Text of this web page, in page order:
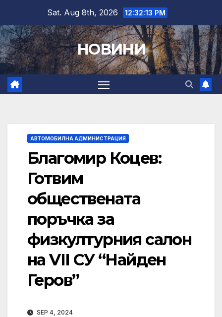
content
Sat. Aug 8th, 2026 12:32:14 PM
НОВИНИ
АВТОМОБИЛНА АДМИНИСТРАЦИЯ
Благомир Коцев:
Готвим
обществената
поръчка за
физкултурния салон
на VII СУ “Найден
Геров”
SEP 4, 2024